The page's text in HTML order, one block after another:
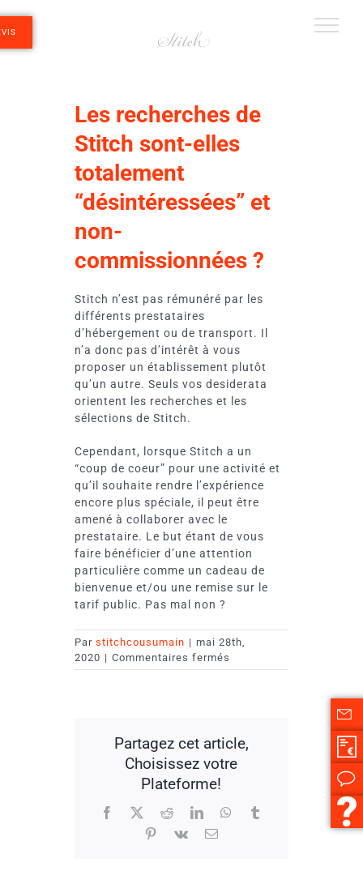
Les recherches de
Stitch sont-elles
totalement
“désintéressées” et
non-
commissionnées ?
Stitch n’est pas rémunéré par les
différents prestataires
d’hébergement ou de transport. Il
n’a donc pas d’intérêt à vous
proposer un établissement plutôt
qu’un autre. Seuls vos desiderata
orientent les recherches et les
sélections de Stitch.
Cependant, lorsque Stitch a un
“coup de coeur” pour une activité et
qu’il souhaite rendre l’expérience
encore plus spéciale, il peut être
amené à collaborer avec le
prestataire. Le but étant de vous
faire bénéficier d’une attention
particulière comme un cadeau de
bienvenue et/ou une remise sur le
tarif public. Pas mal non ?
Parstitchcousumain | mai 28th,
2020 | Commentaires fermés
Les
elles
totalement
non-
Partagez cet article,
Choisissez votre
Plateforme!
Facebook RedditLinkedInWhatsApp
Pinterest
Vk Email